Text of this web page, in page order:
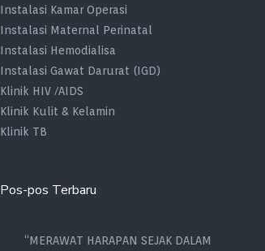
Instalasi Kamar Operasi
Instalasi Maternal Perinatal
Instalasi Hemodialisa
Instalasi Gawat Darurat (IGD)
Klinik HIV /AIDS
Klinik Kulit & Kelamin
Klinik TB
Pos-pos Terbaru
“MERAWAT HARAPAN SEJAK DALAM